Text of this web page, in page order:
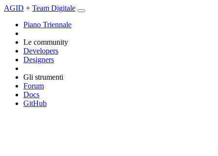
AGID + Team Digitale
Piano Triennale
Le community
Developers
Designers
Gli strumenti
Forum
Docs
GitHub